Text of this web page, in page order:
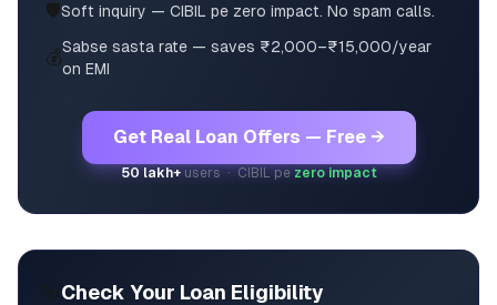
🛡️Soft inquiry — CIBIL pe zero impact. No spam calls.
💰Sabse sasta rate — saves ₹2,000–₹15,000/year
on EMI
Get Real Loan Offers — Free →
50 lakh+users · CIBIL pezero impact
Check Your Loan Eligibility